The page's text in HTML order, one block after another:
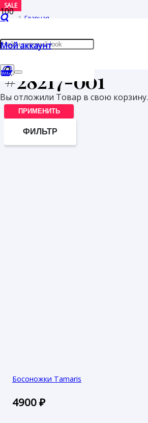
Мой аккаунт
Вы отложили Товар в свою корзину.
Главная
Товары с меткой “#28217-001”
#28217-001
ПРИМЕНИТЬ
ФИЛЬТР
SALE
Босоножки Tamaris
4900₽